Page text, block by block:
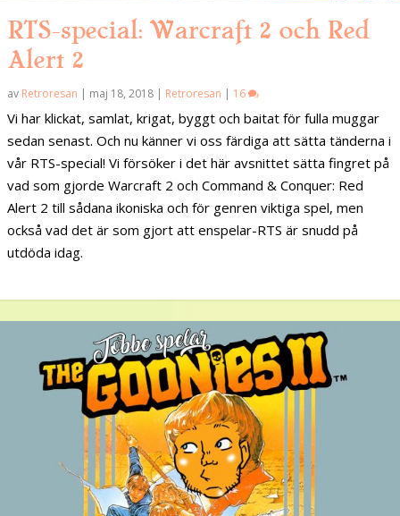
RTS-special: Warcraft 2 och Red
Alert 2
av Retroresan | maj 18, 2018 | Retroresan | 16
Vi har klickat, samlat, krigat, byggt och baitat för fulla muggar
sedan senast. Och nu känner vi oss färdiga att sätta tänderna i
vår RTS-special! Vi försöker i det här avsnittet sätta fingret på
vad som gjorde Warcraft 2 och Command & Conquer: Red
Alert 2 till sådana ikoniska och för genren viktiga spel, men
också vad det är som gjort att enspelar-RTS är snudd på
utdöda idag.